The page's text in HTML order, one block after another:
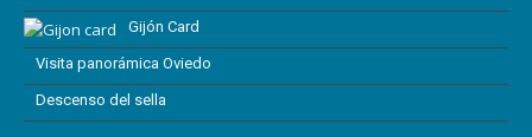
Gijón Card
Visita panorámica Oviedo
Descenso del sella